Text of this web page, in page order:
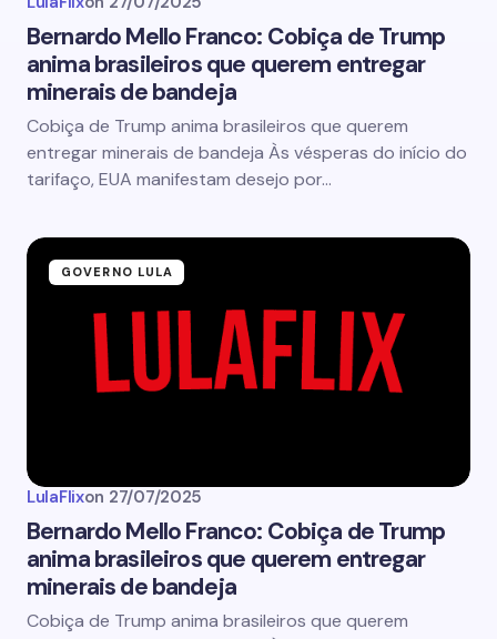
Bernardo Mello Franco: Cobiça de Trump
anima brasileiros que querem entregar
minerais de bandeja
Cobiça de Trump anima brasileiros que querem
entregar minerais de bandeja Às vésperas do início do
tarifaço, EUA manifestam desejo por…
GOVERNO LULA
LulaFlixon 27/07/2025
Bernardo Mello Franco: Cobiça de Trump
anima brasileiros que querem entregar
minerais de bandeja
Cobiça de Trump anima brasileiros que querem